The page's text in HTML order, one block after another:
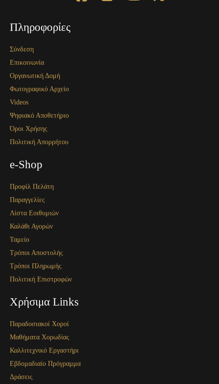
Πληροφορίες
Σύνδεση
Επικοινωνία
Οργανωτική Δομή
Φωτογραφικό Αρχείο
Videos
Ψηφιακό Αποθετήριο
Όροι Χρήσης
Πολιτική Απορρήτου
e-Shop
Προφίλ Πελάτη
Παραγγελίες
Λίστα Εοιθυμιών
Καλάθι Αγορών
Ταμείο
Τρόποι Αποστολής
Τρόποι Πληρωμής
Πολιτική Επιστροφών
Χρήσιμα Links
Παραδοσιακοί Χοροί
Μαθήματα Χορωδίας
Καλλιτεχνικό Εργαστήρι
Εβδομαδιαίο Πρόγραμμα
Δράσεις